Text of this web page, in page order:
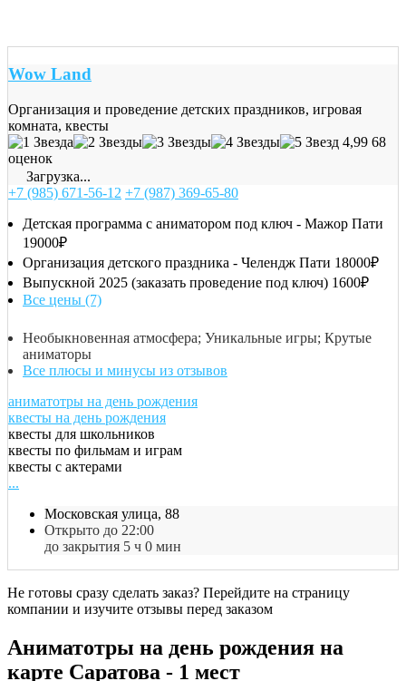
Wow Land
Организация и проведение детских праздников, игровая
комната, квесты
4,99 68
оценок
Загрузка...
+7 (985) 671-56-12 +7 (987) 369-65-80
Детская программа с аниматором под ключ - Мажор Пати
19000₽
Организация детского праздника - Челендж Пати 18000₽
Выпускной 2025 (заказать проведение под ключ) 1600₽
Все цены (7)
Необыкновенная атмосфера; Уникальные игры; Крутые
аниматоры
Все плюсы и минусы из отзывов
аниматотры на день рождения
квесты на день рождения
квесты для школьников
квесты по фильмам и играм
квесты с актерами
...
Московская улица, 88
Открыто до 22:00
до закрытия 5 ч 0 мин
Не готовы сразу сделать заказ? Перейдите на страницу
компании и изучите отзывы перед заказом
Аниматотры на день рождения на
карте Саратова - 1 мест